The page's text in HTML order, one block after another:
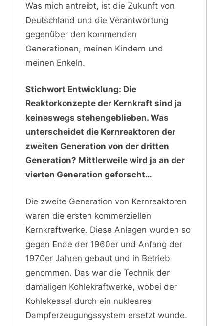
Was mich antreibt, ist die Zukunft von
Deutschland und die Verantwortung
gegenüber den kommenden
Generationen, meinen Kindern und
meinen Enkeln.
Stichwort Entwicklung: Die
Reaktorkonzepte der Kernkraft sind ja
keineswegs stehengeblieben. Was
unterscheidet die Kernreaktoren der
zweiten Generation von der dritten
Generation? Mittlerweile wird ja an der
vierten Generation geforscht…
Die zweite Generation von Kernreaktoren
waren die ersten kommerziellen
Kernkraftwerke. Diese Anlagen wurden so
gegen Ende der 1960er und Anfang der
1970er Jahren gebaut und in Betrieb
genommen. Das war die Technik der
damaligen Kohlekraftwerke, wobei der
Kohlekessel durch ein nukleares
Dampferzeugungssystem ersetzt wunde.